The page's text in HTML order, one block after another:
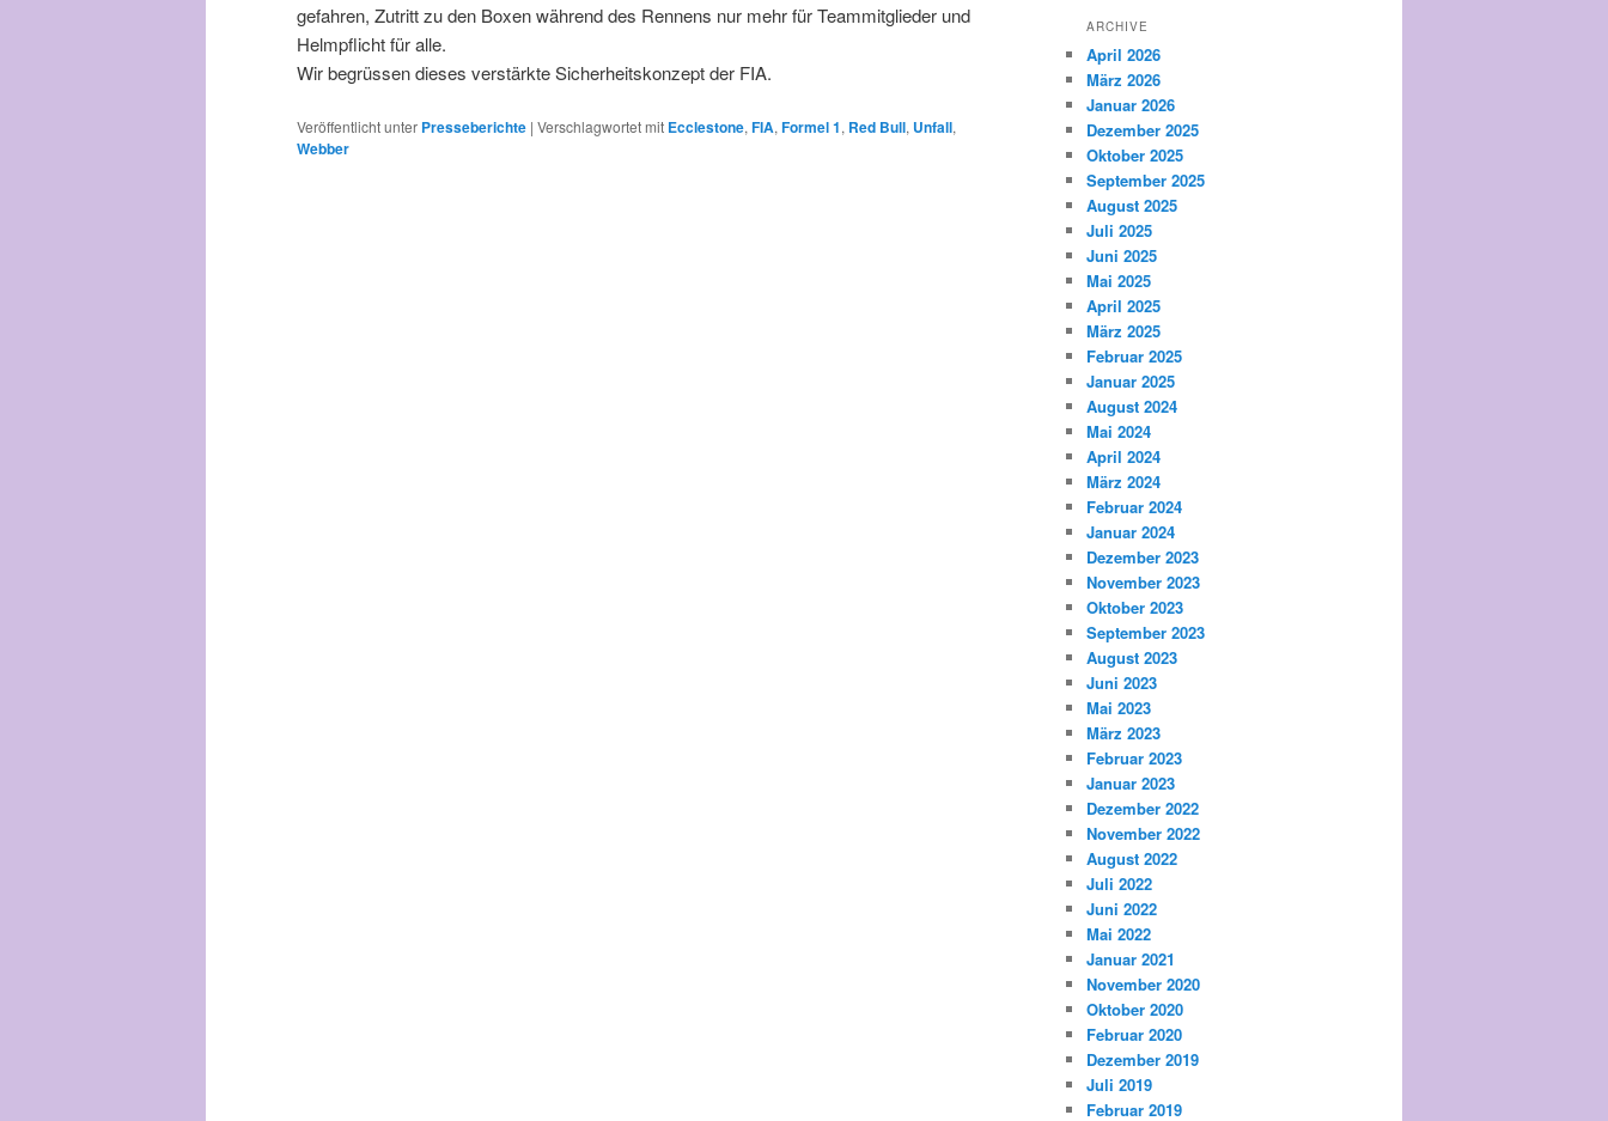
gefahren, Zutritt zu den Boxen während des Rennens nur mehr für Teammitglieder und
Helmpflicht für alle.
Wir begrüssen dieses verstärkte Sicherheitskonzept der FIA.
Veröffentlicht unter Presseberichte | Verschlagwortet mit Ecclestone, FIA, Formel 1, Red Bull, Unfall,
Webber
ARCHIVE
April 2026
März 2026
Januar 2026
Dezember 2025
Oktober 2025
September 2025
August 2025
Juli 2025
Juni 2025
Mai 2025
April 2025
März 2025
Februar 2025
Januar 2025
August 2024
Mai 2024
April 2024
März 2024
Februar 2024
Januar 2024
Dezember 2023
November 2023
Oktober 2023
September 2023
August 2023
Juni 2023
Mai 2023
März 2023
Februar 2023
Januar 2023
Dezember 2022
November 2022
August 2022
Juli 2022
Juni 2022
Mai 2022
Januar 2021
November 2020
Oktober 2020
Februar 2020
Dezember 2019
Juli 2019
Februar 2019